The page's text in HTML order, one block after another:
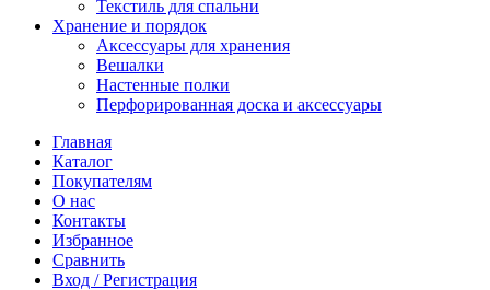
Текстиль для спальни
Хранение и порядок
Аксессуары для хранения
Вешалки
Настенные полки
Перфорированная доска и аксессуары
Главная
Каталог
Покупателям
О нас
Контакты
Избранное
Сравнить
Вход / Регистрация